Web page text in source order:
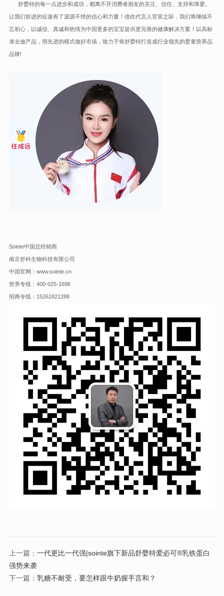
舒婴特的每一点进步和成功，都离不开消费者朋友的关注、信任、支持和厚爱。
让我们前进的征途有了源源不绝的信心和力量！借此代言人官宣之际，我们将继续不
忘初心，以诚信、真诚和热情为中国更多的宝宝提供更完善的健康解决方案！以高标
准去做产品，用先进的模式做好市场，致力于将舒婴特打造成行业领先的婴童营养品
品牌!
Sointe中国总经销商
南京舒科生物科技有限公司
中国官网：www.sointe.cn
营养专线：400-025-1696
招商专线：15261821288
上一篇： 一代更比一代强|sointe旗下新品舒婴特爱必可®乳铁蛋白
强势来袭
下一篇： 乳糖不耐受，要怎样跟牛奶握手言和？